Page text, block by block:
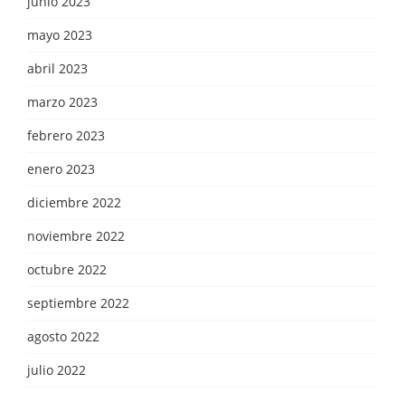
mayo 2023
abril 2023
marzo 2023
febrero 2023
enero 2023
diciembre 2022
noviembre 2022
octubre 2022
septiembre 2022
agosto 2022
julio 2022